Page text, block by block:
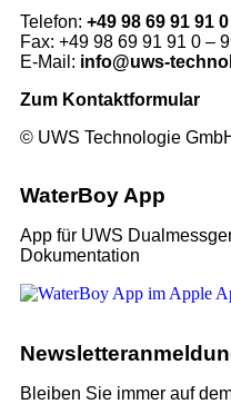
Telefon: +49 98 69 91 91
Fax: +49 98 69 91 91 0 –
E-Mail: info@uws-
Zum Kontaktformular
© UWS Technologie
WaterBoy App
App für UWS
Dokumentation
Bleiben Sie immer auf